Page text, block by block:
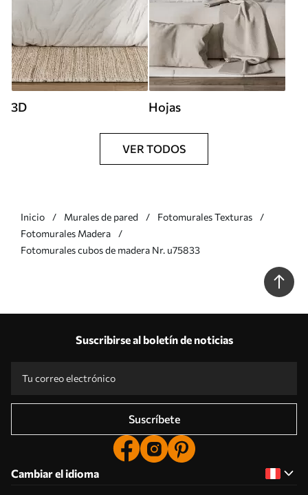
3D Hojas
VER TODOS
Inicio Murales de pared
Fotomurales Texturas
Fotomurales Madera
Fotomurales cubos de madera Nr. u75833
Suscribirse al boletín de noticias
Suscríbete
Cambiar el idioma